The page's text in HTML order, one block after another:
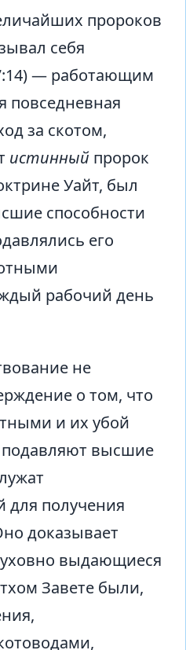
пророков
себя
— работающим
повседневная
за скотом,
истинный пророк
Уайт, был
способности
его
рабочий день
не
о том, что
и их убой
высшие
для получения
доказывает
выдающиеся
Завете были,